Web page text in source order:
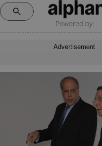
Powered by:
Advertisement